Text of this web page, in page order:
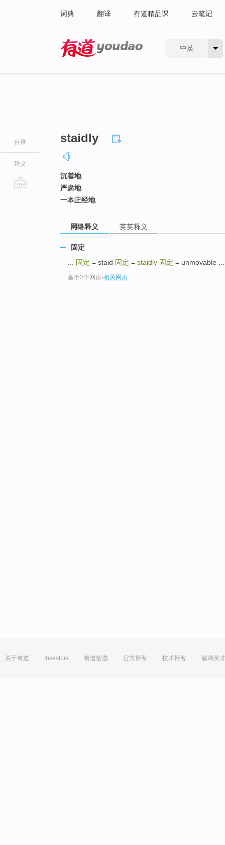
词典 翻译 有道精品课 云笔记
中英
目录
释义
staidly
沉着地
严肃地
一本正经地
网络释义 英英释义
固定
固定 = staid 固定 = staidly 固定 = unmovable ...
基于2个网页-相关网页
关于有道 Investors 有道智选 官方博客 技术博客 诚聘英才